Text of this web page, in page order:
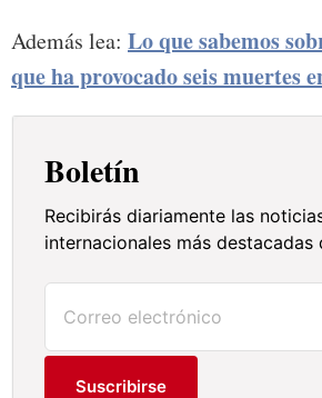
Además lea: Lo que sabemos
que ha provocado seis muertes
Boletín
Recibirás diariamente las
internacionales más destacadas
Suscribirse